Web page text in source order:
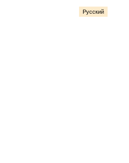
Русский